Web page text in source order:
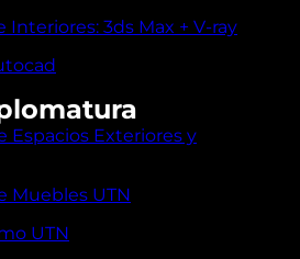
3ds Max + V-ray
Espacios Exteriores y
Muebles UTN
UTN